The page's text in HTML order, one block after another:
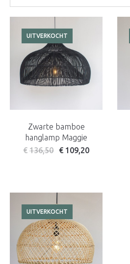
UITVERKOCHT
Zwarte bamboe
hanglamp Maggie
€ 136,50 € 109,20
UITVERKOCHT